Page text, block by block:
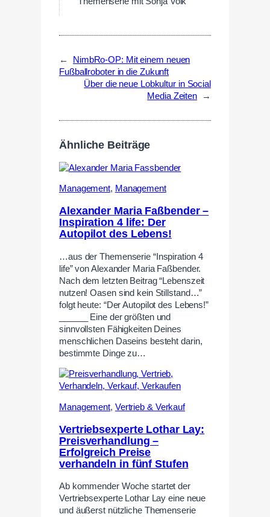
←
NimbRo-OP: Mit einem neuen
Fußballroboter in die Zukunft
Über die neue Lobkultur in Social
Media Zeiten
→
Ähnliche Beiträge
Management, Management
Alexander Maria Faßbender –
Inspiration 4 life: Der
Autopilot des Lebens!
…aus der Themenserie “Inspiration 4
life” von Alexander Maria Faßbender.
Nach dem letzten Beitrag “Lebenszeit
nutzen! Oasen sind kein Stillstand…”
folgt heute: “Der Autopilot des Lebens!”
______ Eine der größten und
sinnvollsten Fähigkeiten Deines
menschlichen Daseins besteht darin,
bestimmte Dinge zu…
Management, Vertrieb & Verkauf
Vertriebsexperte Lothar Lay:
Preisverhandlung –
Erfolgreich Preise
verhandeln in fünf Stufen
Ab kommender Woche startet der
Vertriebsexperte Lothar Lay eine neue
und äußerst nützliche Themenserie